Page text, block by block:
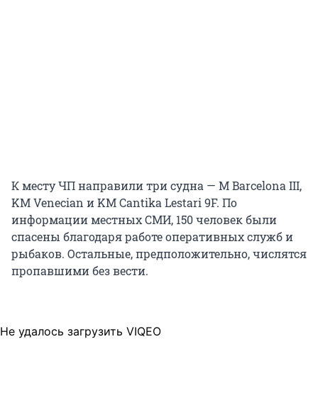
К месту ЧП направили три судна — M Barcelona III,
KM Venecian и KM Cantika Lestari9F. По
информации местных СМИ, 150 человек были
спасены благодаря работе оперативных служб и
рыбаков. Остальные, предположительно, числятся
пропавшими без вести.
Не удалось загрузить VIQEO